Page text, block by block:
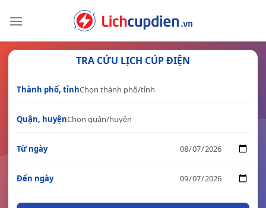
TRA CỨU LỊCH CÚP ĐIỆN
Thành phố, tỉnh
Quận, huyện
Từ ngày
Đến ngày